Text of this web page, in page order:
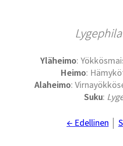
Yläheimo:
Heimo:
Alaheimo:
Suku:
← Edellinen